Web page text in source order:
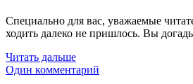
Специально для вас, уважаемые
ходить далеко не пришлось. Вы
Читать дальше
Один комментарий